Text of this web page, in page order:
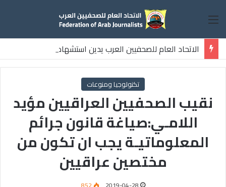
القائمة
الاتحاد العام للصحفيين العرب يدين استشهاد
ثلاثة صحفيين فلسطينيين باستهداف إسرائيلي وسط قطاع غزة
تكنولوجيا ومنوعات
نقيب الصحفيين العراقيين مؤيد
اللامـي:صياغة قانون جرائم
المعلوماتيـة يجب ان تكون من
مختصين عراقيين